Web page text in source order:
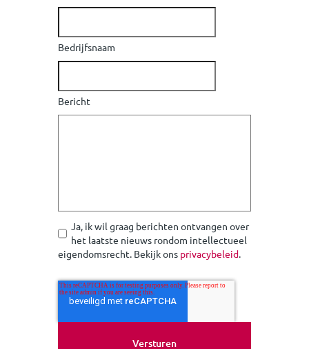
Bedrijfsnaam
Bericht
Ja, ik wil graag berichten ontvangen over
het laatste nieuws rondom intellectueel
eigendomsrecht. Bekijk ons privacybeleid.